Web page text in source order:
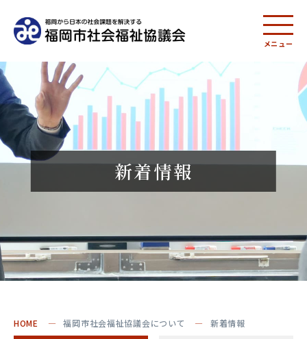
メニュー
新着情報
HOME 福岡市社会福祉協議会について 新着情報